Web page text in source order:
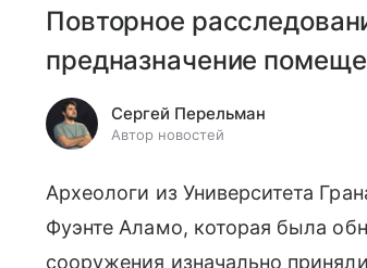
Повторное
предназначение
Сергей Перельман
Автор новостей
Археологи из Университета
Фуэнте Аламо, которая была
сооружения изначально